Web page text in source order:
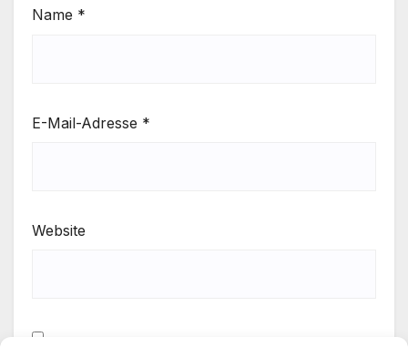
Name *
E-Mail-Adresse *
Website